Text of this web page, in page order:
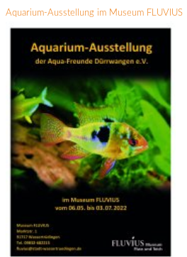
Aquarium-Ausstellung im Museum FLUVIUS